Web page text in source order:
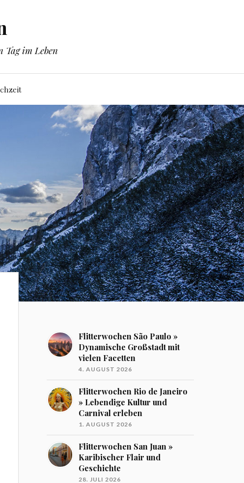
Tag im Leben
Flitterwochen São Paulo »
Dynamische Großstadt mit
vielen Facetten
4. AUGUST 2026
Flitterwochen Rio de Janeiro
» Lebendige Kultur und
Carnival erleben
1. AUGUST 2026
Flitterwochen San Juan »
Karibischer Flair und
Geschichte
28. JULI 2026